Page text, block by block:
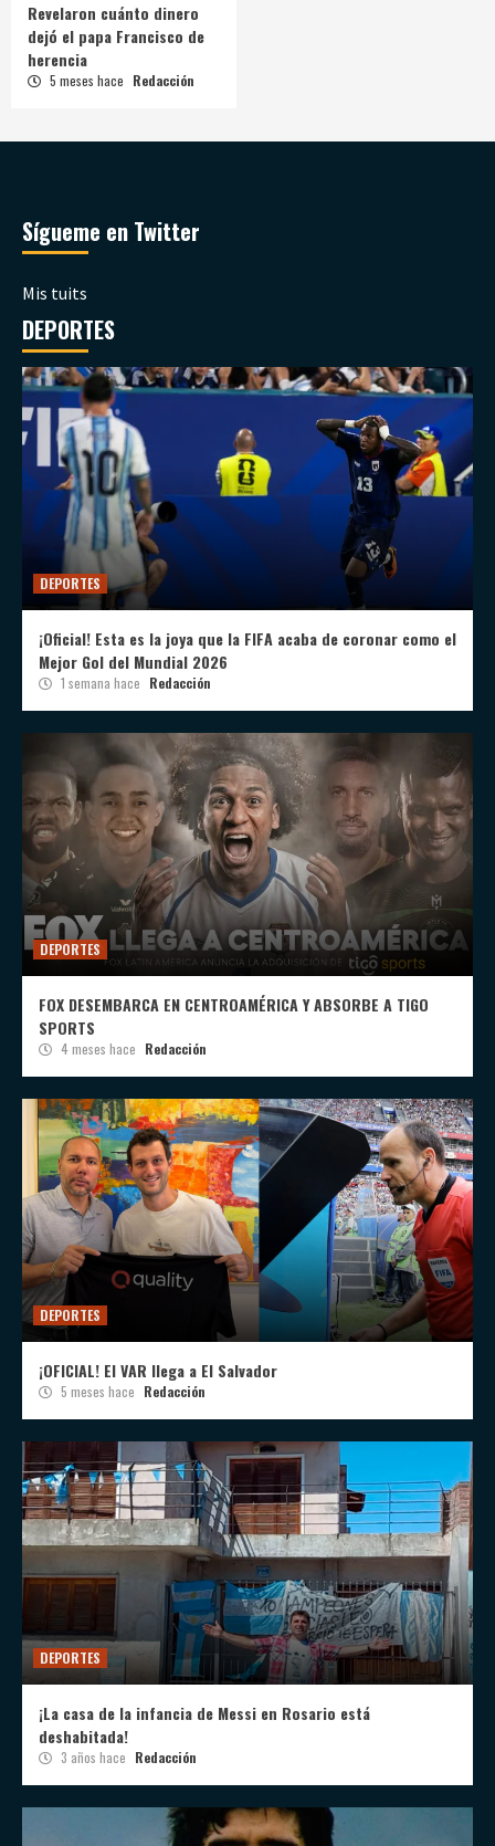
Revelaron cuánto dinero
dejó el papa Francisco de
herencia
5 meses hace Redacción
Sígueme en Twitter
Mis tuits
DEPORTES
DEPORTES
¡Oficial! Esta es la joya que la FIFA acaba de coronar como el
Mejor Gol del Mundial 2026
1 semana hace Redacción
DEPORTES
FOX DESEMBARCA EN CENTROAMÉRICA Y ABSORBE A TIGO
SPORTS
4 meses hace Redacción
DEPORTES
¡OFICIAL! El VAR llega a El Salvador
5 meses hace Redacción
DEPORTES
¡La casa de la infancia de Messi en Rosario está
deshabitada!
3 años hace Redacción